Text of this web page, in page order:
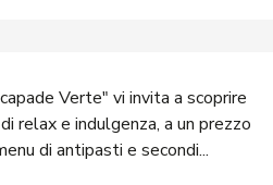
Verte" vi invita a scoprire
relax e indulgenza, a un prezzo
di antipasti e secondi...